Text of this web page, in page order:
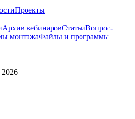
Проекты
Архив вебинаровСтатьиВопрос-
монтажаФайлы и программы
2026